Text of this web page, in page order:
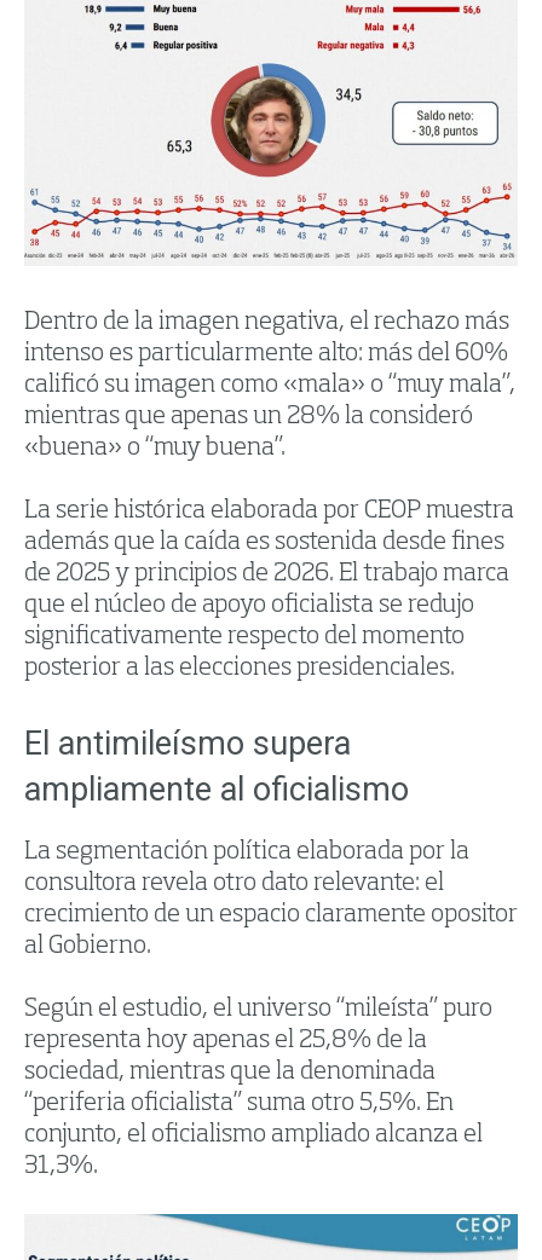
Dentro de la imagen negativa, el rechazo más
intenso es particularmente alto: más del 60%
calificó su imagen como «mala» o “muy mala”,
mientras que apenas un 28% la consideró
«buena» o “muy buena”.
La serie histórica elaborada por CEOP muestra
además que la caída es sostenida desde fines
de 2025 y principios de 2026. El trabajo marca
que el núcleo de apoyo oficialista se redujo
significativamente respecto del momento
posterior a las elecciones presidenciales.
El antimileísmo supera
ampliamente al oficialismo
La segmentación política elaborada por la
consultora revela otro dato relevante: el
crecimiento de un espacio claramente opositor
al Gobierno.
Según el estudio, el universo “mileísta” puro
representa hoy apenas el 25,8% de la
sociedad, mientras que la denominada
“periferia oficialista” suma otro 5,5%. En
conjunto, el oficialismo ampliado alcanza el
31,3%.